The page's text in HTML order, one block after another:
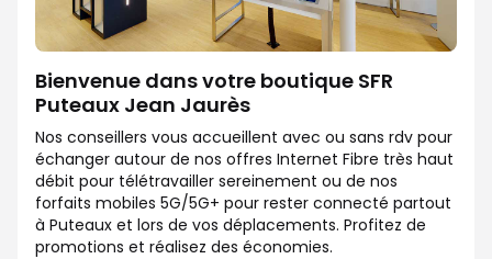
Bienvenue dans votre boutique SFR
Puteaux Jean Jaurès
Nos conseillers vous accueillent avec ou sans rdv pour
échanger autour de nos offres Internet Fibre très haut
débit pour télétravailler sereinement ou de nos
forfaits mobiles 5G/5G+ pour rester connecté partout
à Puteaux et lors de vos déplacements. Profitez de
promotions et réalisez des économies.